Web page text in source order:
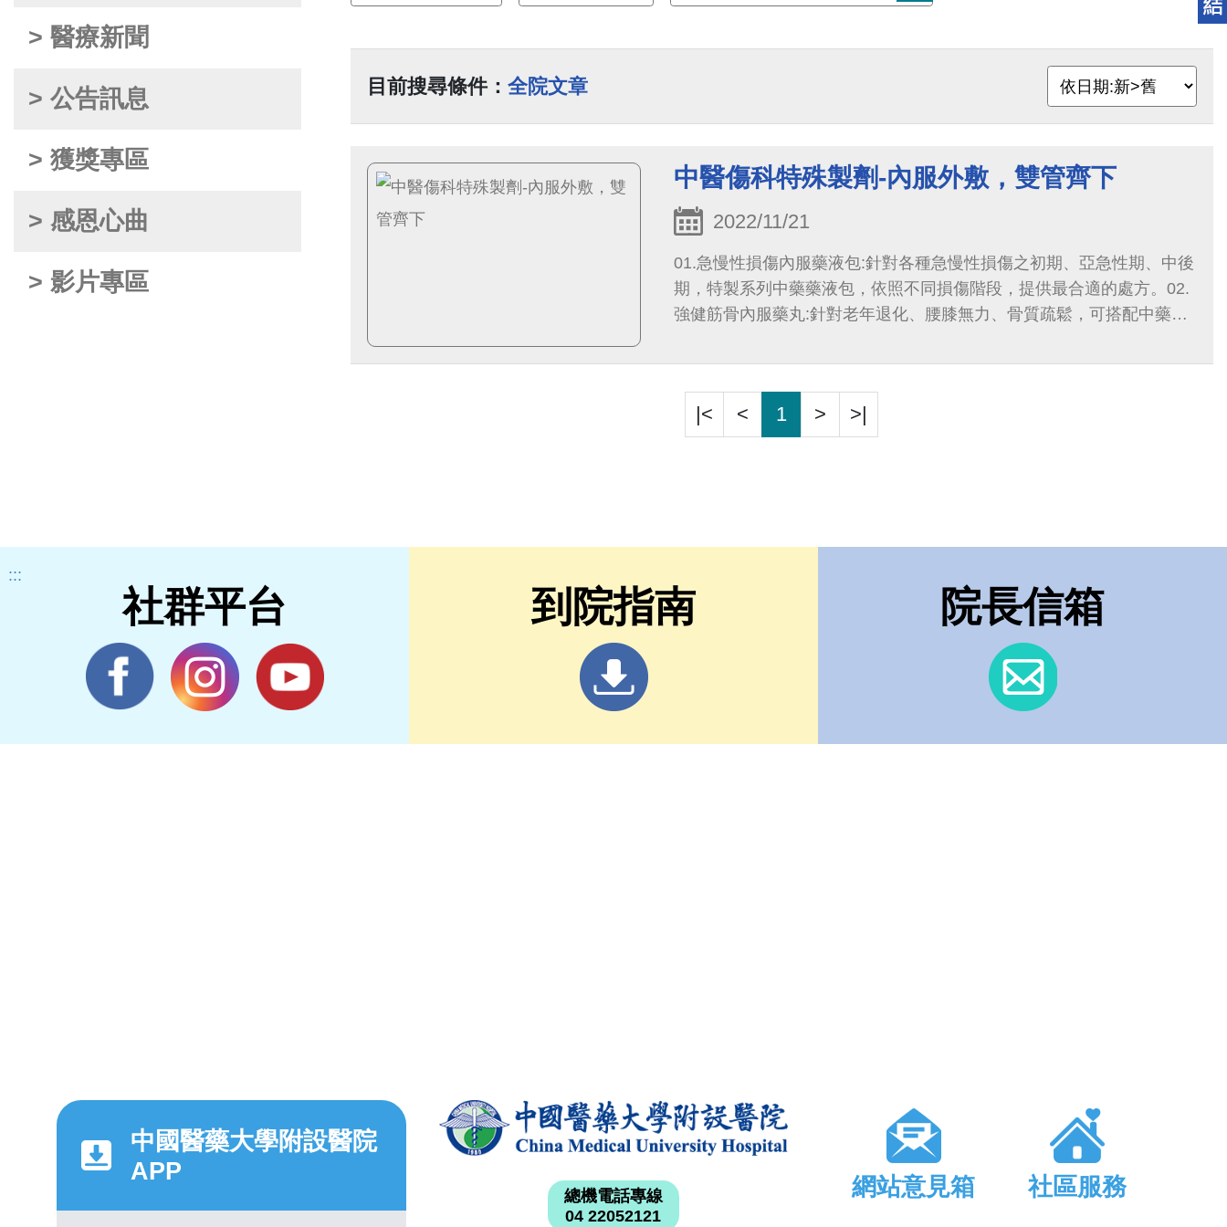
> 醫療新聞
> 公告訊息
> 獲獎專區
> 感恩心曲
> 影片專區
目前搜尋條件： 全院文章
中醫傷科特殊製劑-內服外敷，雙管齊下
2022/11/21
01.急慢性損傷內服藥液包:針對各種急慢性損傷之初期、亞急性期、中後
期，特製系列中藥藥液包，依照不同損傷階段，提供最合適的處方。02.
強健筋骨內服藥丸:針對老年退化、腰膝無力、骨質疏鬆，可搭配中藥藥
|< < 1 > >|
:::
社群平台 到院指南 院長信箱
中國醫藥大學附設醫院
APP
總機電話專線
04 22052121
網站意見箱 社區服務